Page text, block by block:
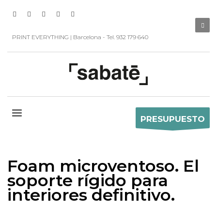
PRINT EVERYTHING | Barcelona - Tel. 932 179 640
PRESUPUESTO
Foam microventoso. El
soporte rígido para
interiores definitivo.